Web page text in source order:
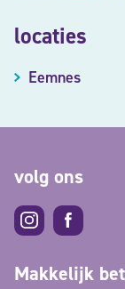
locaties
Eemnes
volg ons
Makkelijk